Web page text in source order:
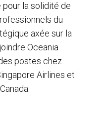
la solidité de
du
axée sur la
Oceania
postes chez
Airlines et